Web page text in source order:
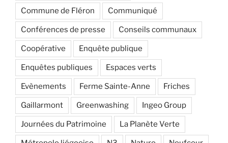
Commune de Fléron Communiqué
Conférences de presse Conseils communaux
Coopérative Enquête publique
Enquêtes publiques Espaces verts
Evènements Ferme Sainte-Anne Friches
Gaillarmont Greenwashing Ingeo Group
Journées du Patrimoine La Planète Verte